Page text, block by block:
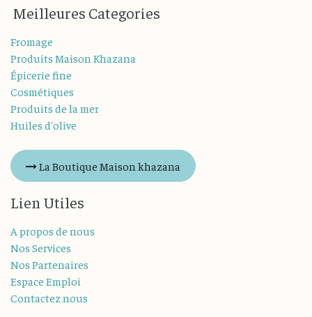
Meilleures Categories
Fromage
Produits Maison Khazana
Épicerie fine
Cosmétiques
Produits de la mer
Huiles d'olive
La Boutique Maison khazana
Lien Utiles
A propos de nous
Nos Services
Nos Partenaires
Espace Emploi
Contactez nous